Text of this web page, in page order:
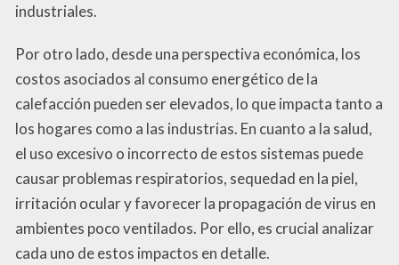
industriales.
Por otro lado, desde una perspectiva económica, los
costos asociados al consumo energético de la
calefacción pueden ser elevados, lo que impacta tanto a
los hogares como a las industrias. En cuanto a la salud,
el uso excesivo o incorrecto de estos sistemas puede
causar problemas respiratorios, sequedad en la piel,
irritación ocular y favorecer la propagación de virus en
ambientes poco ventilados. Por ello, es crucial analizar
cada uno de estos impactos en detalle.